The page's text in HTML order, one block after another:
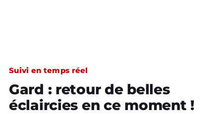
Suivi en temps réel
Gard : retour de belles
éclaircies en ce moment !